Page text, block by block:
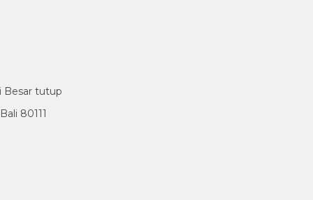
Besar tutup
80111